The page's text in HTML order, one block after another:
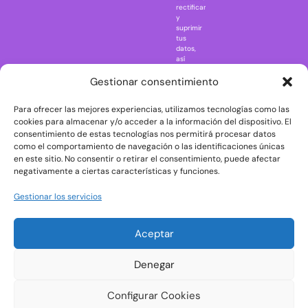
Gestionar consentimiento
Para ofrecer las mejores experiencias, utilizamos tecnologías como las
cookies para almacenar y/o acceder a la información del dispositivo. El
consentimiento de estas tecnologías nos permitirá procesar datos
como el comportamiento de navegación o las identificaciones únicas
en este sitio. No consentir o retirar el consentimiento, puede afectar
negativamente a ciertas características y funciones.
Gestionar los servicios
Aceptar
Denegar
Configurar Cookies
Rick and
The Big Bang
Theory
The Blues
Brothers
The
The Shining
rectificar
y
suprimir
tus
datos,
así
ejercer
consultando
la
información
adicional
y
detallada
sobre